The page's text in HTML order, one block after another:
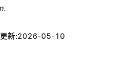
更新:2026-05-10